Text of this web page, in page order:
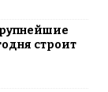
строит